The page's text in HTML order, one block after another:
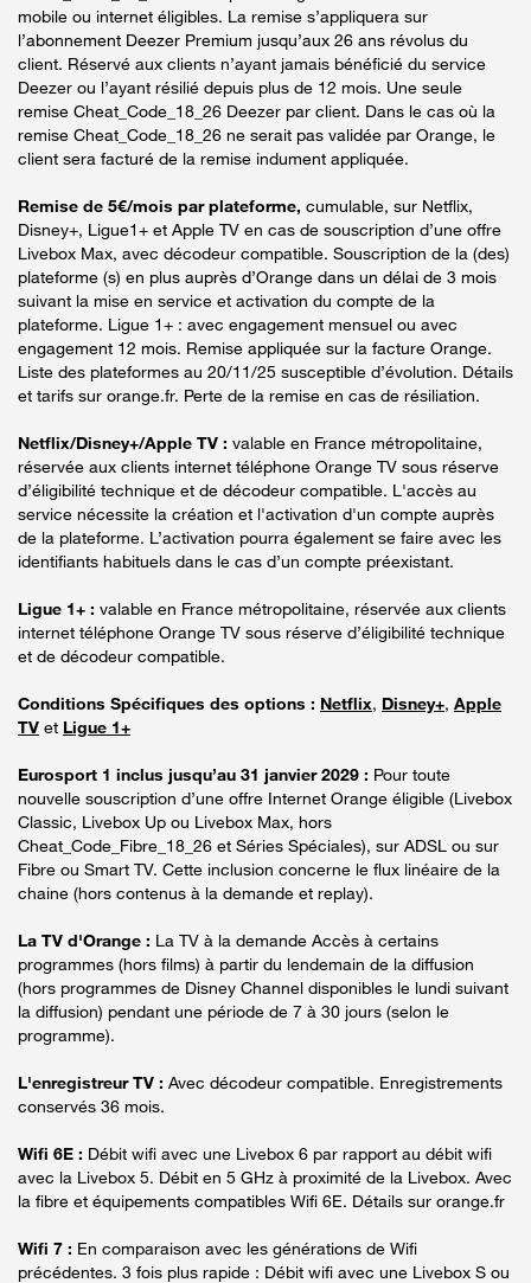
mobile ou internet éligibles. La remise s’appliquera sur
l’abonnement Deezer Premium jusqu’aux 26 ans révolus du
client. Réservé aux clients n’ayant jamais bénéficié du service
Deezer ou l’ayant résilié depuis plus de 12 mois. Une seule
remise Cheat_Code_18_26 Deezer par client. Dans le cas où la
remise Cheat_Code_18_26 ne serait pas validée par Orange, le
client sera facturé de la remise indument appliquée.
Remise de 5€/mois par plateforme, cumulable, sur Netflix,
Disney+, Ligue1+ et Apple TV en cas de souscription d’une offre
Livebox Max, avec décodeur compatible. Souscription de la (des)
plateforme (s) en plus auprès d’Orange dans un délai de 3 mois
suivant la mise en service et activation du compte de la
plateforme. Ligue 1+ : avec engagement mensuel ou avec
engagement 12 mois. Remise appliquée sur la facture Orange.
Liste des plateformes au 20/11/25 susceptible d’évolution. Détails
et tarifs sur orange.fr. Perte de la remise en cas de résiliation.
Netflix/Disney+/Apple TV : valable en France métropolitaine,
réservée aux clients internet téléphone Orange TV sous réserve
d’éligibilité technique et de décodeur compatible. L'accès au
service nécessite la création et l'activation d'un compte auprès
de la plateforme. L’activation pourra également se faire avec les
identifiants habituels dans le cas d’un compte préexistant.
Ligue 1+ : valable en France métropolitaine, réservée aux clients
internet téléphone Orange TV sous réserve d’éligibilité technique
et de décodeur compatible.
Conditions Spécifiques des options : Netflix, Disney+, Apple
TV et Ligue 1+
Eurosport 1 inclus jusqu’au 31 janvier 2029 : Pour toute
nouvelle souscription d’une offre Internet Orange éligible (Livebox
Classic, Livebox Up ou Livebox Max, hors
Cheat_Code_Fibre_18_26 et Séries Spéciales), sur ADSL ou sur
Fibre ou Smart TV. Cette inclusion concerne le flux linéaire de la
chaine (hors contenus à la demande et replay).
La TV d'Orange : La TV à la demande Accès à certains
programmes (hors films) à partir du lendemain de la diffusion
(hors programmes de Disney Channel disponibles le lundi suivant
la diffusion) pendant une période de 7 à 30 jours (selon le
programme).
L'enregistreur TV : Avec décodeur compatible. Enregistrements
conservés 36 mois.
Wifi 6E : Débit wifi avec une Livebox 6 par rapport au débit wifi
avec la Livebox 5. Débit en 5 GHz à proximité de la Livebox. Avec
la fibre et équipements compatibles Wifi 6E. Détails sur orange.fr
Wifi 7 : En comparaison avec les générations de Wifi
précédentes. 3 fois plus rapide : Débit wifi avec une Livebox S ou